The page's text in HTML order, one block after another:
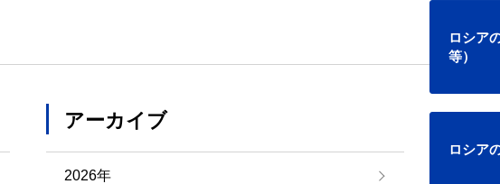
アーカイブ
2026年
ロシア
等）
ロシア